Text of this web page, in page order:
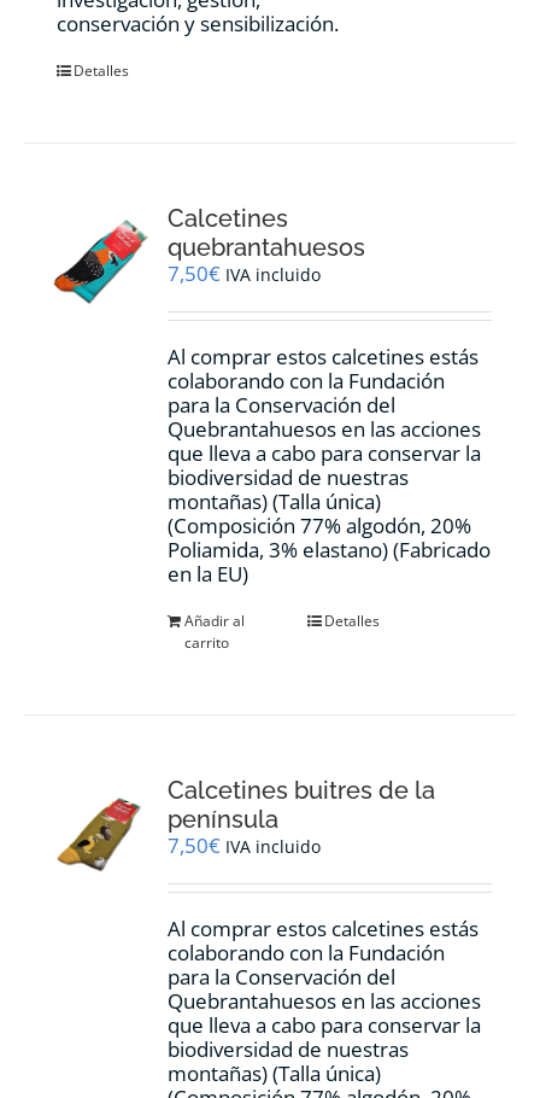
conservación y sensibilización.
Detalles
Calcetines
quebrantahuesos
7,50€ IVA incluido
Al comprar estos calcetines estás
colaborando con la Fundación
para la Conservación del
Quebrantahuesos en las acciones
que lleva a cabo para conservar la
biodiversidad de nuestras
montañas) (Talla única)
(Composición 77% algodón, 20%
Poliamida, 3% elastano) (Fabricado
en la EU)
Añadir al
carrito
Detalles
Calcetines buitres de la
península
7,50€ IVA incluido
Al comprar estos calcetines estás
colaborando con la Fundación
para la Conservación del
Quebrantahuesos en las acciones
que lleva a cabo para conservar la
biodiversidad de nuestras
montañas) (Talla única)